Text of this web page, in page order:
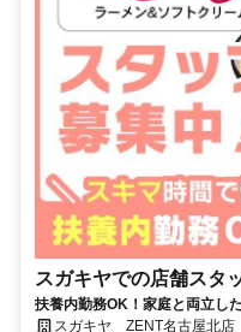
スガキヤでの店舗スタ
扶養内勤務OK！家庭と両立し
スガキヤ ZENT名古屋北店